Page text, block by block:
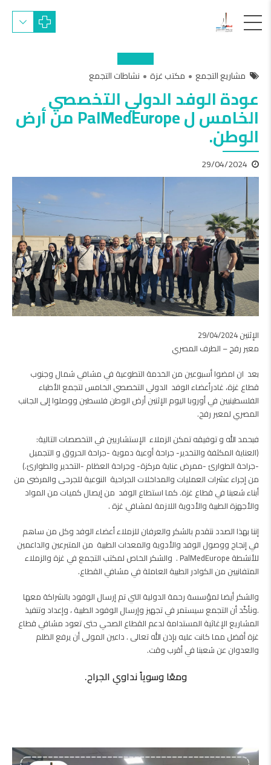
مشاريع التجمع مكتب غزة نشاطات التجمع
عودة الوفد الدولي التخصصي
الخامس ل PalMedEurope من أرض
الوطن.
29/04/2024
الإثنين 29/04/2024
معبر رفح – الطرف المصري
بعد ان امضوا أسبوعين من الخدمة التطوعية في مشافي شمال وجنوب
قطاع غزة، غادرأعضاء الوفد الدولي التخصصي الخامس لتجمع الأطباء
الفلسطينيين في أوروبا اليوم الإثنين أرض الوطن فلسطين ووصلوا إلى الجانب
المصري لمعبر رفح.
فبحمد الله و توفيقه تمكن الزملاء الإستشاريين في التخصصات التالية:
(العناية المكثفة والتخدير- جراحة أوعية دموية -جراحة الحروق و التجميل
-جراحة الطوارئ -ممرض عناية مركزة- وجراحة العظام -التخدير والطوارئ.)
من إجراء عشرات العمليات والمداخلات الجراحية النوعية للجرحى والمرضى من
أبناء شعبنا في قطاع غزة. كما استطاع الوفد من إيصال كميات من المواد
والأجهزة الطبية والأدوية اللازمة لمشافي غزة .
إننا بهذا الصدد نتقدم بالشكر والعرفان للزملاء أعضاء الوفد وكل من ساهم
في إنجاح ووصول الوفد والأدوية والمعدات الطبية من المتبرعين والداعمين
للأنشطة PalMedEurope . والشكر الخاص لمكتب التجمع في غزة والزملاء
المتفانيين من الكوادر الطبية العاملة في مشافي القطاع.
والشكر أيضا لمؤسسة رحمة الدولية التي تم إرسال الوفود بالشراكة معها
.ونأكّد أن التجمع سيستمر في تجهيز وإرسال الوفود الطبية ، وإعداد وتنفيذ
المشاريع الإغاثية المستدامة لدعم القطاع الصحي حتى تعود مشافي قطاع
غزة أفضل مما كانت عليه بإذن الله تعالى . داعين المولى أن يرفع الظلم
والعدوان عن شعبنا في أقرب وقت.
ومعًا وسوياً نداوي الجراح.